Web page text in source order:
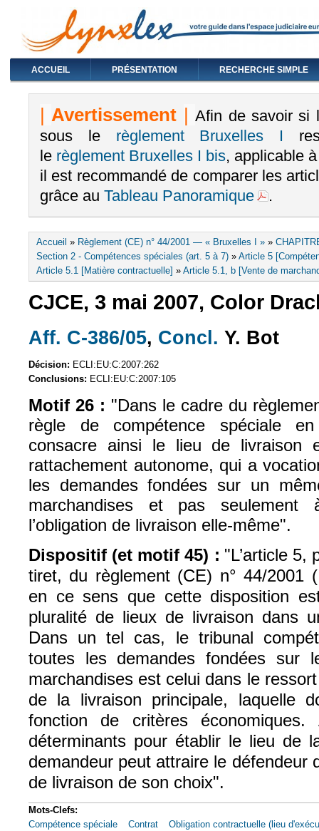
ACCUEIL PRÉSENTATION RECHERCHE SIMPLE
|Avertissement | Afin de savoir si
sous le règlement Bruxelles I
le règlement Bruxelles I bis, applicable
il est recommandé de comparer les
grâce au Tableau Panoramique .
Vous êtes ici
Accueil » Règlement (CE) n° 44/2001 — « Bruxelles I » »
Section 2 - Compétences spéciales (art. 5 à 7) » Article 5
Article 5.1 [Matière contractuelle] » Article 5.1, b [Vente de
CJCE, 3 mai 2007, Color
Aff. C-386/05 (le lien est externe)
, Concl. (le lien est
Y. Bot
Décision: ECLI:EU:C:2007:262
Conclusions: ECLI:EU:C:2007:105
Motif 26 : "Dans le cadre du
règle de compétence spéciale
consacre ainsi le lieu de livraison
rattachement autonome, qui a
les demandes fondées sur un
marchandises et pas
l’obligation de livraison elle-même".
Dispositif (et motif 45) : "L’article 5,
tiret, du règlement (CE) n° 44/
en ce sens que cette disposition
pluralité de lieux de livraison dans
Dans un tel cas, le tribunal
toutes les demandes fondées sur
marchandises est celui dans le
de la livraison principale, laquelle
fonction de critères
déterminants pour établir le lieu de
demandeur peut attraire le défendeur
de livraison de son choix".
Mots-Clefs:
Compétence spéciale
Contrat Obligation contractuelle (lieu